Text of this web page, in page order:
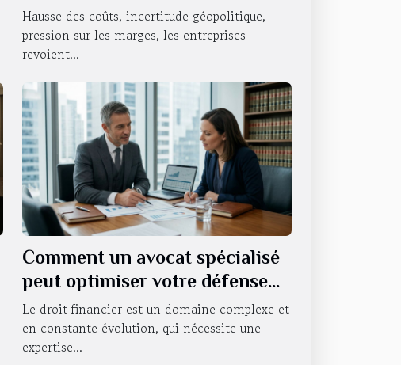
habitudes des entreprises
Hausse des coûts, incertitude géopolitique,
pression sur les marges, les entreprises
revoient...
Comment un avocat spécialisé
peut optimiser votre défense
en droit financier ?
Le droit financier est un domaine complexe et
en constante évolution, qui nécessite une
expertise...